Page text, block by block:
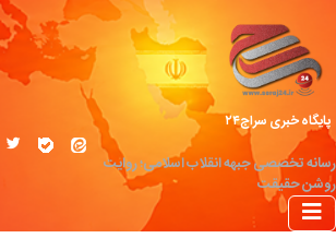
پایگاه خبری سراج۲۴
رسانه تخصصی جبهه انقلاب اسلامی؛ روایت
روشن حقیقت